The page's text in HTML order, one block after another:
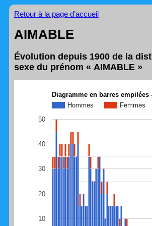
Retour à la page d’accueil
AIMABLE
Évolution depuis 1900 de la
sexe du prénom « AIMABLE »
Diagramme en barres empilées
Hommes
Femmes
10
20
30
40
50